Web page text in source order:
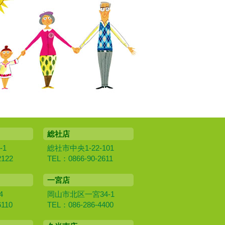
1
総社店
総社市中央1-22-101
TEL：0866-90-2611
一宮店
岡山市北区一宮34-1
TEL：086-286-4400